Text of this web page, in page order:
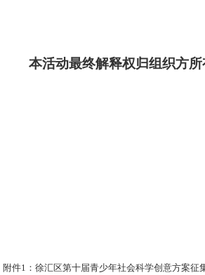
本活动最终解释权归组织方所
附件1：徐汇区第十届青少年社会科学创意方案征